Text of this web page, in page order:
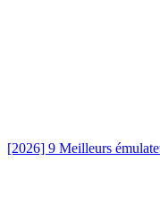
[2026] 9 Meilleurs